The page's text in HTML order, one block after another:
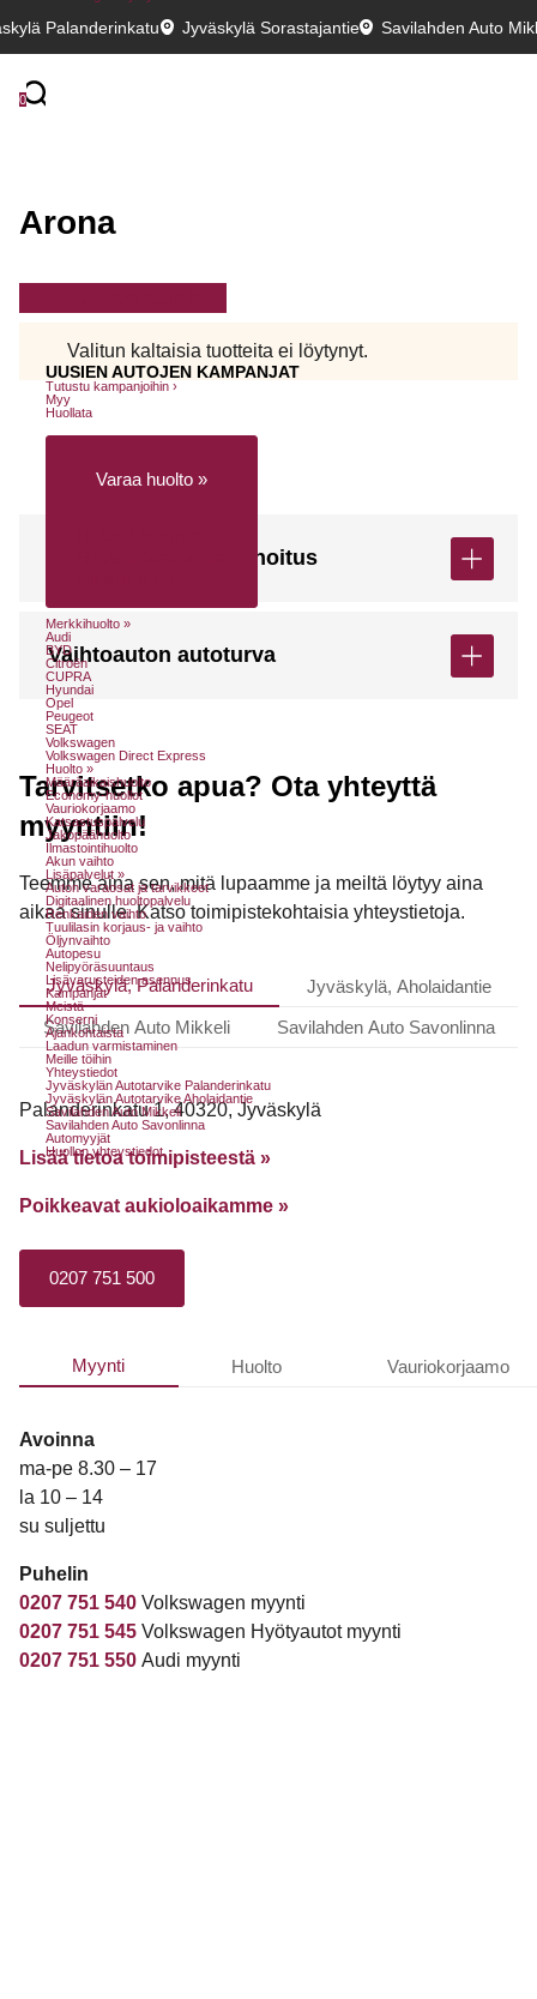
Palanderinkatu Jyväskylä Sorastajantie Savilahden Auto
UUSIEN AUTOJEN KAMPANJAT
Tutustu kampanjoihin ›
Myy
Huollata
Varaa huolto »
Merkkihuolto »
Audi
BYD
Citroën
CUPRA
Hyundai
Opel
Peugeot
SEAT
Volkswagen
Volkswagen Direct Express
Huolto »
Määräaikaishuolto
Economy-huollot
Vauriokorjaamo
Katsastuspalvelu
Jakopäähuolto
Ilmastointihuolto
Akun vaihto
Lisäpalvelut »
Auton varaosat ja tarvikkeet
Digitaalinen huoltopalvelu
Renkaiden vaihto
Tuulilasin korjaus- ja vaihto
Öljynvaihto
Autopesu
Nelipyöräsuuntaus
Lisävarusteiden asennus
Kampanjat
Meistä
Konserni
Ajankohtaista
Laadun varmistaminen
Meille töihin
Yhteystiedot
Jyväskylän Autotarvike Palanderinkatu
Jyväskylän Autotarvike Aholaidantie
Savilahden Auto Mikkeli
Savilahden Auto Savonlinna
Automyyjät
Huollon yhteystiedot
0
Arona
Valitun kaltaisia tuotteita ei löytynyt.
MyDiili Osamaksurahoitus
Vaihtoauton autoturva
Tarvitsetko apua? Ota yhteyttä
myyntiin!
Teemme aina sen, mitä lupaamme ja meiltä löytyy aina
aikaa sinulle. Katso toimipistekohtaisia yhteystietoja.
Jyväskylä, Palanderinkatu Jyväskylä, Aholaidantie
Savilahden Auto Mikkeli Savilahden Auto Savonlinna
Palanderinkatu 1, 40320, Jyväskylä
Lisää tietoa toimipisteestä »
Poikkeavat aukioloaikamme »
0207 751 500
Myynti Huolto Vauriokorjaamo
Avoinna
ma-pe 8.30 – 17
la 10 – 14
su suljettu
Puhelin
0207 751 540 Volkswagen myynti
0207 751 545 Volkswagen Hyötyautot myynti
0207 751 550 Audi myynti